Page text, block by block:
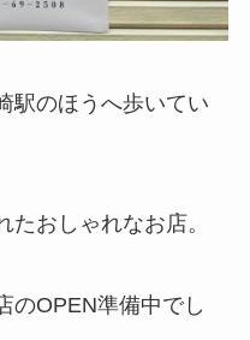
駅のほうへ歩いてい
おしゃれなお店。
のOPEN準備中でし